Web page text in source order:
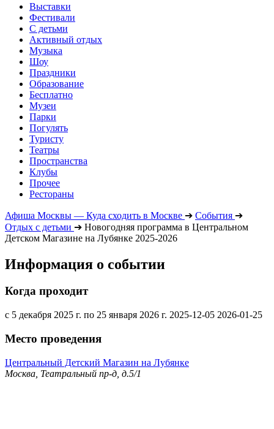
Выставки
Фестивали
С детьми
Активный отдых
Музыка
Шоу
Праздники
Образование
Бесплатно
Музеи
Парки
Погулять
Туристу
Театры
Пространства
Клубы
Прочее
Рестораны
Афиша Москвы — Куда сходить в Москве ➔ События ➔
Отдых с детьми ➔ Новогодняя программа в Центральном
Детском Магазине на Лубянке 2025-2026
Информация о событии
Когда проходит
с 5 декабря 2025 г. по 25 января 2026 г. 2025-12-05 2026-01-25
Место проведения
Центральный Детский Магазин на Лубянке
Москва, Театральный пр-д, д.5/1